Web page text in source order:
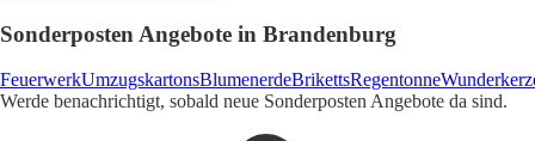
Sonderposten Angebote in Brandenburg
FeuerwerkUmzugskartonsBlumenerdeBrikettsRegentonne
Werde benachrichtigt, sobald neue Sonderposten Angebote da sind.